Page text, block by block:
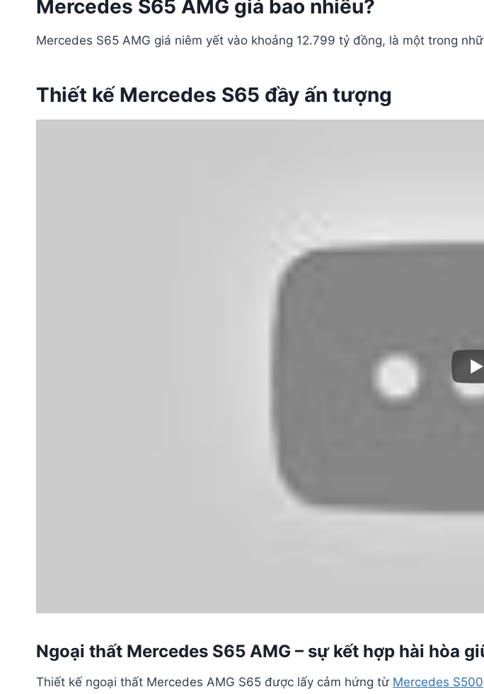
Mercedes S65 AMG giá bao nhiêu?
Mercedes S65 AMG giá niêm yết vào khoảng 12.799 tỷ đồng, là một trong
Thiết kế Mercedes S65 đầy ấn tượng
Ngoại thất Mercedes S65 AMG – sự kết hợp hài hòa
Thiết kế ngoại thất Mercedes AMG S65 được lấy cảm hứng từ Mercedes S500